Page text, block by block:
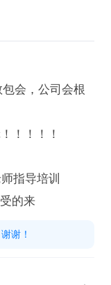
会，公司会根
！！！！
指导培训
的来
谢！